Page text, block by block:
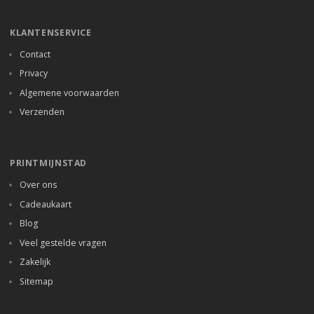
KLANTENSERVICE
Contact
Privacy
Algemene voorwaarden
Verzenden
PRINTMIJNSTAD
Over ons
Cadeaukaart
Blog
Veel gestelde vragen
Zakelijk
Sitemap